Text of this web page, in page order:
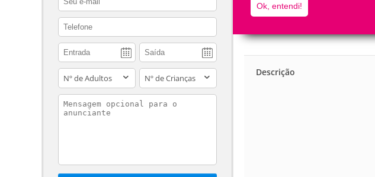
Ok, entendi!
contact_phone
adults children
contact_message
6Pessoas
Descrição